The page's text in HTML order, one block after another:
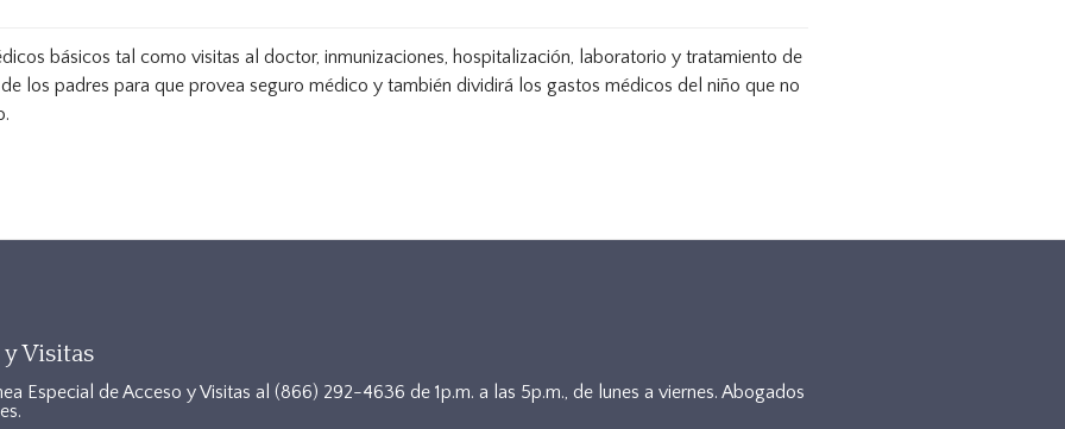
básicos tal como visitas al doctor, inmunizaciones, hospitalización, laboratorio y tratamiento de
los padres para que provea seguro médico y también dividirá los gastos médicos del niño que no
Visitas
Especial de Acceso y Visitas al(866) 292-4636 de 1p.m. a las 5p.m., de lunes a viernes. Abogados